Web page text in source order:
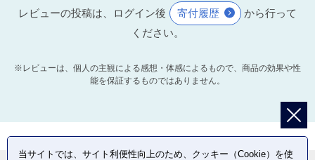
レビューの投稿は、ログイン後 寄付履歴
から行って
ください。
※レビューは、個人の主観による感想・体感によるもので、商品の効果や性
能を保証するものではありません。
当サイトでは、サイト利便性向上のため、クッキー（Cookie）を使